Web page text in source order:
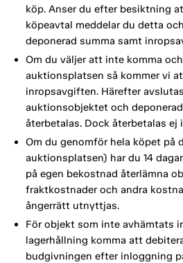
köp. Anser du efter besiktning
köpeavtal meddelar du detta
deponerad summa samt
Om du väljer att inte komma
auktionsplatsen så kommer vi
inropsavgiften. Härefter
auktionsobjektet och
återbetalas. Dock återbetalas ej
Om du genomför hela köpet på
auktionsplatsen) har du 14
på egen bekostnad återlämna
fraktkostnader och andra
ångerrätt utnyttjas.
För objekt som inte avhämtats
lagerhållning komma att
budgivningen efter inloggning